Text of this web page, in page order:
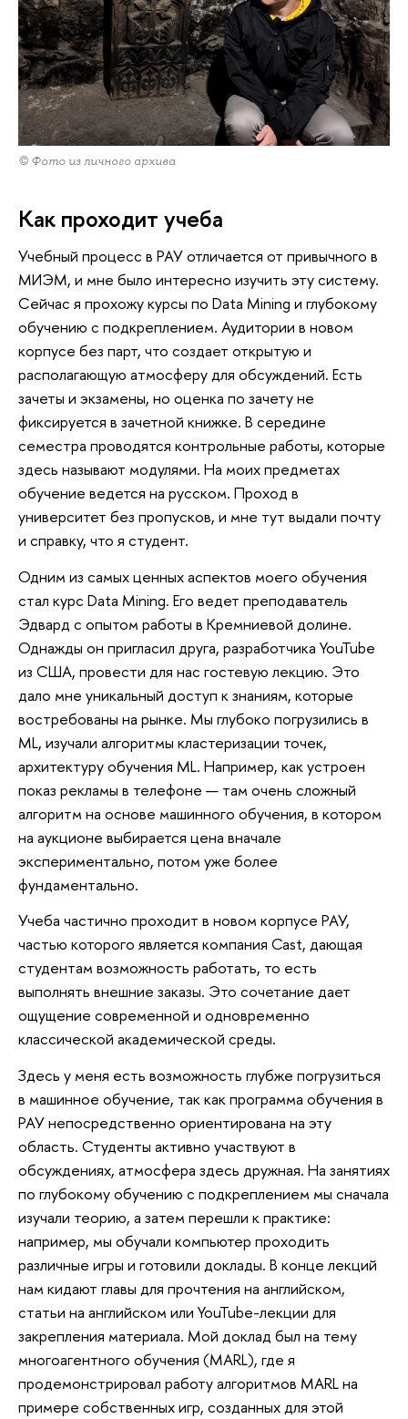
© Фото из личного архива
Как проходит учеба
Учебный процесс в РАУ отличается от привычного в
МИЭМ, и мне было интересно изучить эту систему.
Сейчас я прохожу курсы по Data Mining и глубокому
обучению с подкреплением. Аудитории в новом
корпусе без парт, что создает открытую и
располагающую атмосферу для обсуждений. Есть
зачеты и экзамены, но оценка по зачету не
фиксируется в зачетной книжке. В середине
семестра проводятся контрольные работы, которые
здесь называют модулями. На моих предметах
обучение ведется на русском. Проход в
университет без пропусков, и мне тут выдали почту
и справку, что я студент.
Одним из самых ценных аспектов моего обучения
стал курс Data Mining. Его ведет преподаватель
Эдвард с опытом работы в Кремниевой долине.
Однажды он пригласил друга, разработчика YouTube
из США, провести для нас гостевую лекцию. Это
дало мне уникальный доступ к знаниям, которые
востребованы на рынке. Мы глубоко погрузились в
ML, изучали алгоритмы кластеризации точек,
архитектуру обучения ML. Например, как устроен
показ рекламы в телефоне — там очень сложный
алгоритм на основе машинного обучения, в котором
на аукционе выбирается цена вначале
экспериментально, потом уже более
фундаментально.
Учеба частично проходит в новом корпусе РАУ,
частью которого является компания Cast, дающая
студентам возможность работать, то есть
выполнять внешние заказы. Это сочетание дает
ощущение современной и одновременно
классической академической среды.
Здесь у меня есть возможность глубже погрузиться
в машинное обучение, так как программа обучения в
РАУ непосредственно ориентирована на эту
область. Студенты активно участвуют в
обсуждениях, атмосфера здесь дружная. На занятиях
по глубокому обучению с подкреплением мы сначала
изучали теорию, а затем перешли к практике:
например, мы обучали компьютер проходить
различные игры и готовили доклады. В конце лекций
нам кидают главы для прочтения на английском,
статьи на английском или YouTube-лекции для
закрепления материала. Мой доклад был на тему
многоагентного обучения (MARL), где я
продемонстрировал работу алгоритмов MARL на
примере собственных игр, созданных для этой